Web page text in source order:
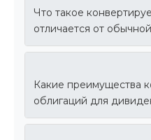
Что такое
отличается от
Какие преимущества
облигаций для